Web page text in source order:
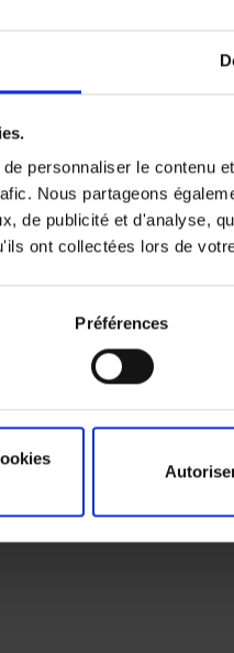
personnaliser le contenu
Nous partageons
de publicité et d'analyse,
ont collectées lors de
Préférences
Que se passe-t-il
d’accident
votre employeur
quid si vous